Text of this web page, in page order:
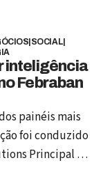
integra
com
leis,
sem depender
a
bilhão em
a 5 mil dias
SOCIAL
inteligência
Febraban
painéis mais
foi conduzido
Principal da
da